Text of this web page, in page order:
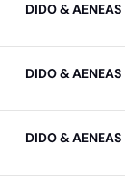
DIDO & AENEAS
DIDO & AENEAS
DIDO & AENEAS